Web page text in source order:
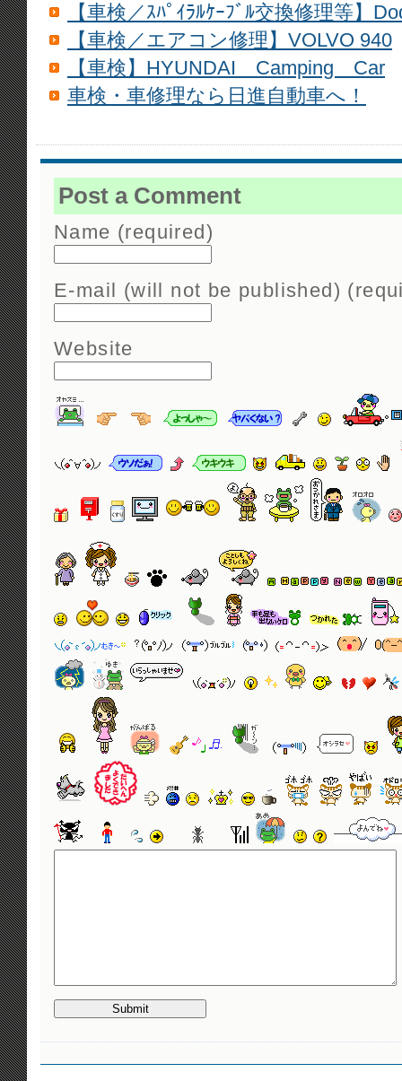
【車検／ｽﾊﾟｲﾗﾙｹｰﾌﾞﾙ交換修理等】
【車検／エアコン修理】VOLVO 940
【車検】HYUNDAI Camping Car
車検・車修理なら日進自動車へ！
Post a Comment
Name (required)
E-mail (will not be published)
Website